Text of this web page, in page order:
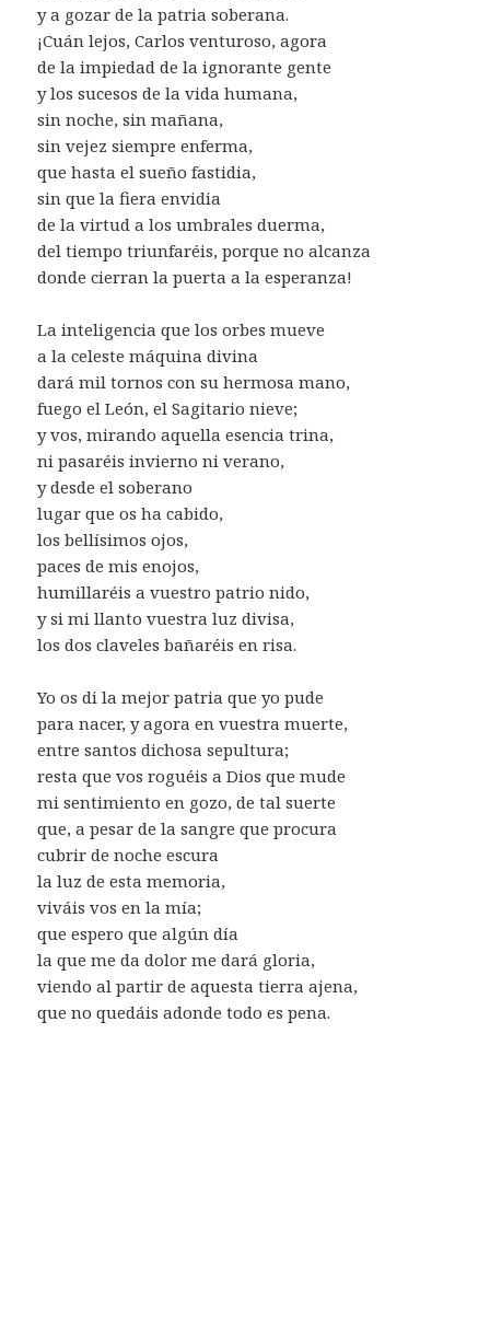
y a gozar de la patria soberana.
¡Cuán lejos, Carlos venturoso, agora
de la impiedad de la ignorante gente
y los sucesos de la vida humana,
sin noche, sin mañana,
sin vejez siempre enferma,
que hasta el sueño fastidia,
sin que la fiera envidia
de la virtud a los umbrales duerma,
del tiempo triunfaréis, porque no alcanza
donde cierran la puerta a la esperanza!
La inteligencia que los orbes mueve
a la celeste máquina divina
dará mil tornos con su hermosa mano,
fuego el León, el Sagitario nieve;
y vos, mirando aquella esencia trina,
ni pasaréis invierno ni verano,
y desde el soberano
lugar que os ha cabido,
los bellísimos ojos,
paces de mis enojos,
humillaréis a vuestro patrio nido,
y si mi llanto vuestra luz divisa,
los dos claveles bañaréis en risa.
Yo os di la mejor patria que yo pude
para nacer, y agora en vuestra muerte,
entre santos dichosa sepultura;
resta que vos roguéis a Dios que mude
mi sentimiento en gozo, de tal suerte
que, a pesar de la sangre que procura
cubrir de noche escura
la luz de esta memoria,
viváis vos en la mía;
que espero que algún día
la que me da dolor me dará gloria,
viendo al partir de aquesta tierra ajena,
que no quedáis adonde todo es pena.